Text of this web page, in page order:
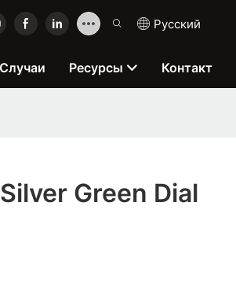
Pусский
Случаи Ресурсы Контакт
Green Dial